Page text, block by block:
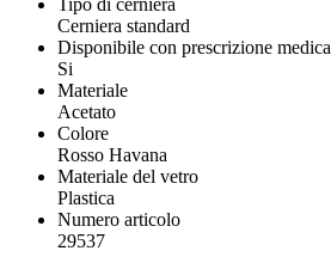
Tipo di cerniera
Cerniera standard
Disponibile con prescrizione medica
Si
Materiale
Acetato
Colore
Rosso Havana
Materiale del vetro
Plastica
Numero articolo
29537